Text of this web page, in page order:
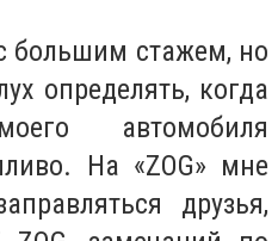
большим стажем, но
определять, когда
автомобиля
На «ZOG» мне
друзья,